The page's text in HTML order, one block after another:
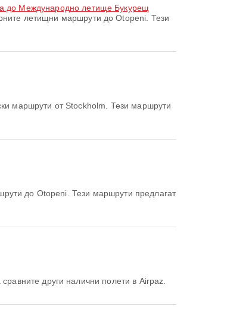
до Международно летище Букурещ
летищни маршрути до Otopeni. Тези
маршрути от Stockholm. Тези маршрути
до Otopeni. Тези маршрути предлагат
други налични полети в Airpaz.